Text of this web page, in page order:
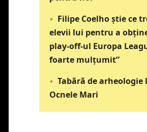
Filipe Coelho știe ce
elevii lui pentru a
play-off-ul Europa
foarte mulțumit”
Tabără de
Ocnele Mari